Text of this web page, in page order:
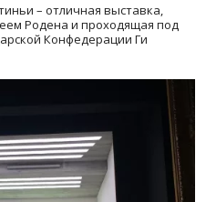
– отличная выставка,
Родена и проходящая под
Конфедерации Ги